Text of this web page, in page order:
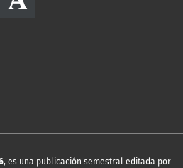
, es una publicación semestral editada por